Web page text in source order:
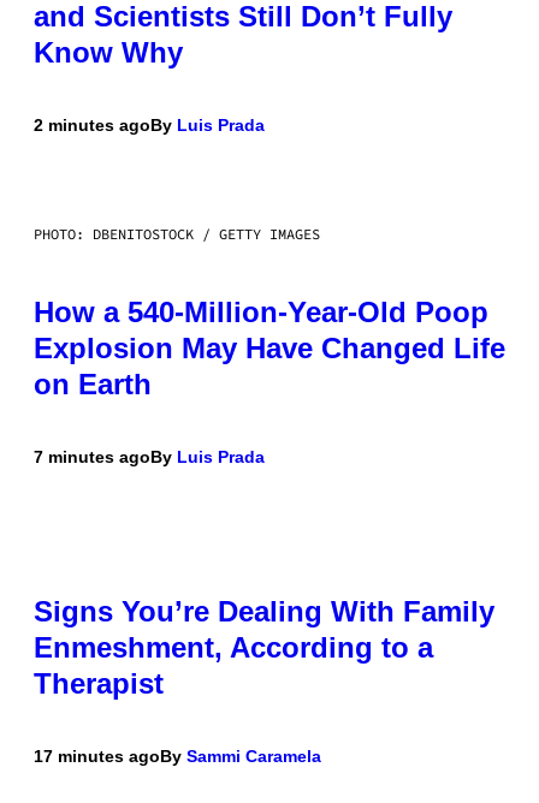
and Scientists Still Don’t Fully
Know Why
2 minutes agoBy Luis Prada
PHOTO: DBENITOSTOCK / GETTY IMAGES
How a 540-Million-Year-Old Poop
Explosion May Have Changed Life
on Earth
7 minutes agoBy Luis Prada
Signs You’re Dealing With Family
Enmeshment, According to a
Therapist
17 minutes agoBy Sammi Caramela